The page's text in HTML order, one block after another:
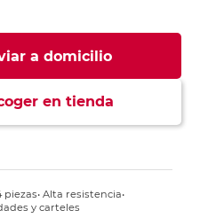
a domicilio
en tienda
piezas• Alta resistencia•
y carteles